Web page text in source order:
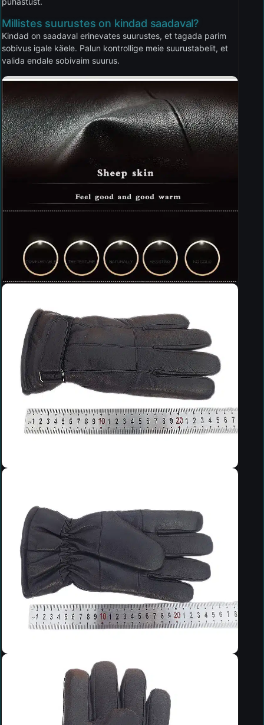
Millistes suurustes on kindad saadaval?
Kindad on saadaval erinevates suurustes, et tagada parim
sobivus igale käele. Palun kontrollige meie suurustabelit, et
valida endale sobivaim suurus.